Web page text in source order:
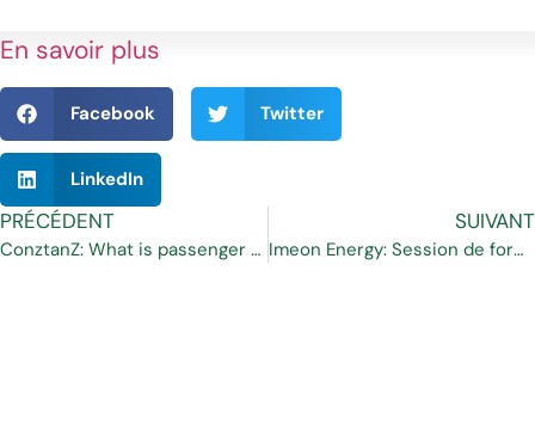
En savoir plus
Facebook Twitter
LinkedIn
PRÉCÉDENT
ConztanZ: What is passenger experience personalisation?
SUIVANT
Imeon Energy: Session de formation en République Tchèque